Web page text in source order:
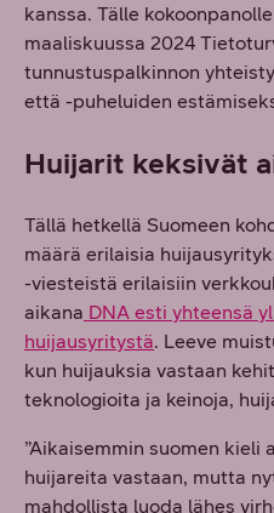
kanssa. Tälle
maaliskuussa 2024
tunnustuspalkinnon
että -puheluiden
Huijarit keksivät
Tällä hetkellä Suomeen
määrä erilaisia
-viesteistä erilaisiin
aikana DNA esti yhteensä
huijausyritystä. Leeve
kun huijauksia vastaan
teknologioita ja keinoja,
”Aikaisemmin suomen kieli
huijareita vastaan, mutta
mahdollista luoda lähes